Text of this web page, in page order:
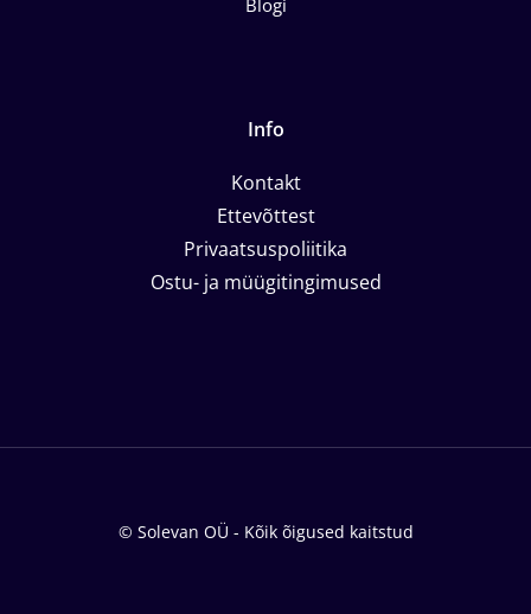
Info
Kontakt
Ettevõttest
Privaatsuspoliitika
Ostu- ja müügitingimused
© Solevan OÜ - Kõik õigused kaitstud